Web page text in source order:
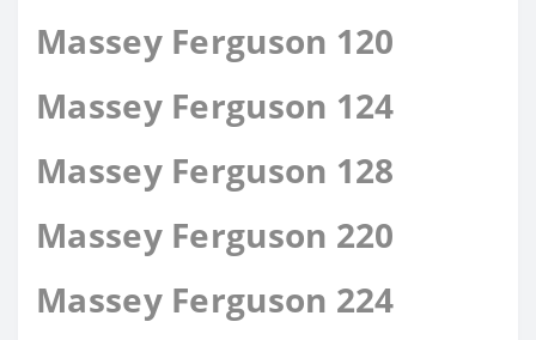
Massey Ferguson 120
Massey Ferguson 124
Massey Ferguson 128
Massey Ferguson 220
Massey Ferguson 224